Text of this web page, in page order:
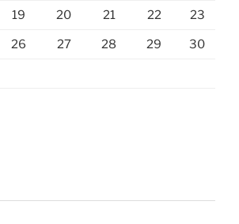
19 20 21 22 23
26 27 28 29 30